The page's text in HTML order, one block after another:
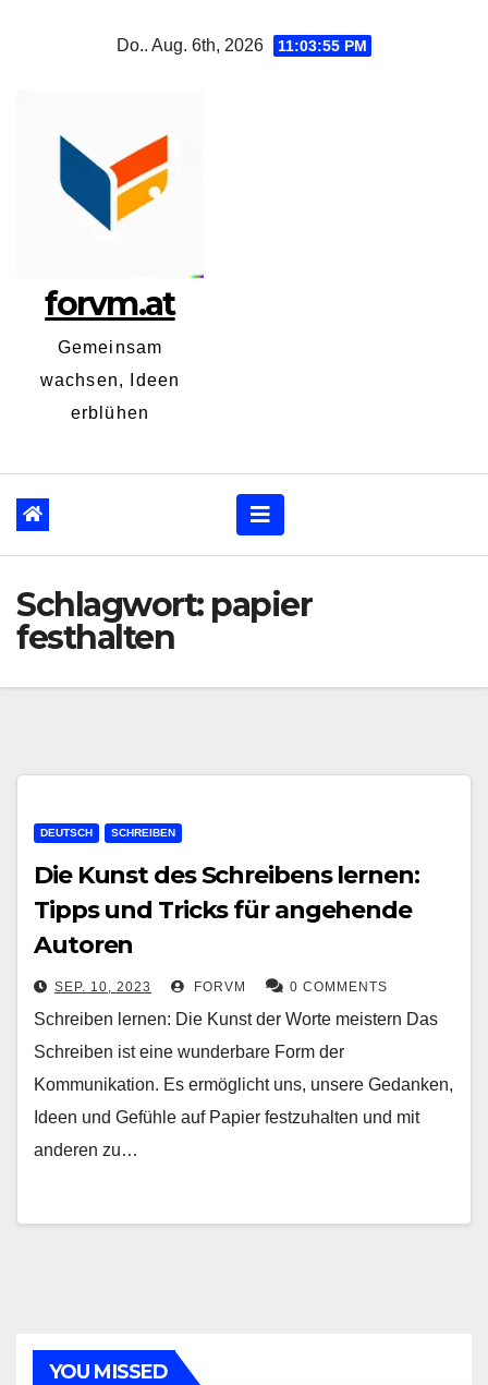
Do.. Aug. 6th, 2026 11:03:55 PM
forvm.at
Gemeinsam
wachsen, Ideen
erblühen
Schlagwort: papier
festhalten
DEUTSCH SCHREIBEN
Die Kunst des Schreibens lernen:
Tipps und Tricks für angehende
Autoren
SEP. 10, 2023 FORVM 0 COMMENTS
Schreiben lernen: Die Kunst der Worte meistern Das
Schreiben ist eine wunderbare Form der
Kommunikation. Es ermöglicht uns, unsere Gedanken,
Ideen und Gefühle auf Papier festzuhalten und mit
anderen zu…
YOU MISSED